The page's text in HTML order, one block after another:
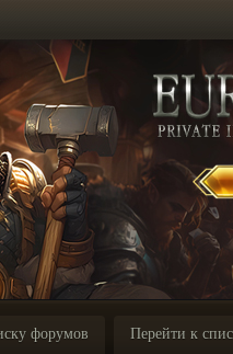
форумов Перейти к